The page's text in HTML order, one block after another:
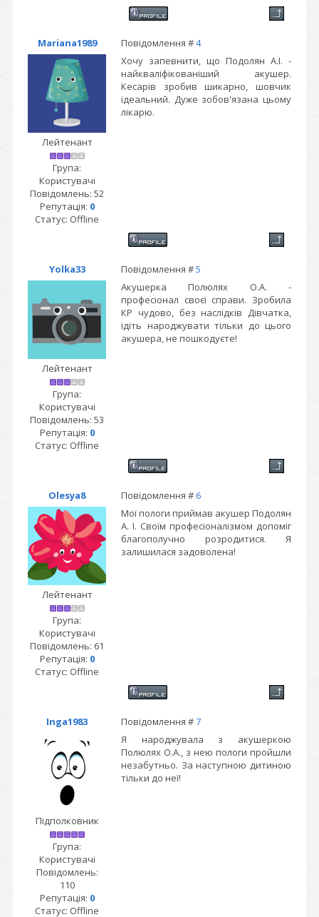
Mariana1989 Повідомлення #4
Лейтенант
Група:
Користувачі
Повідомлень: 52
Репутація: 0
Статус: Offline
Хочу запевнити, що Подолян А.І. -
найкваліфікованіший акушер.
Кесарів зробив шикарно, шовчик
ідеальний. Дуже зобов'язана цьому
лікарю.
Yolka33 Повідомлення #5
Лейтенант
Група:
Користувачі
Повідомлень: 53
Репутація: 0
Статус: Offline
Акушерка Полюлях О.А. -
професіонал своєї справи. Зробила
КР чудово, без наслідків Дівчатка,
ідіть народжувати тільки до цього
акушера, не пошкодуєте!
Olesya8 Повідомлення # 6
Лейтенант
Група:
Користувачі
Повідомлень: 61
Репутація: 0
Статус: Offline
Мої пологи приймав акушер Подолян
А. І. Своїм професіоналізмом допоміг
благополучно розродитися. Я
залишилася задоволена!
Inga1983 Повідомлення #7
Підполковник
Група:
Користувачі
Повідомлень:
110
Репутація: 0
Статус: Offline
Я народжувала з акушеркою
Полюлях О.А., з нею пологи пройшли
незабутньо. За наступною дитиною
тільки до неї!